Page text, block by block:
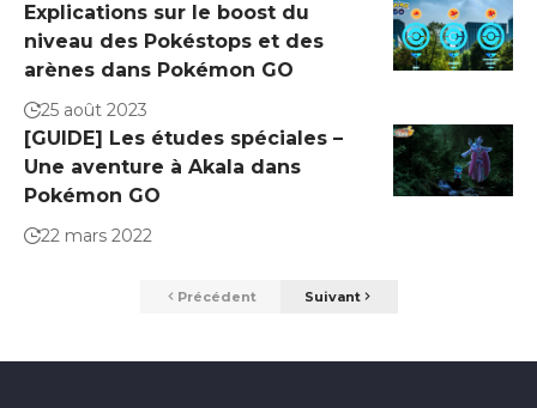
Explications sur le boost du
niveau des Pokéstops et des
arènes dans Pokémon GO
25 août 2023
[GUIDE] Les études spéciales –
Une aventure à Akala dans
Pokémon GO
22 mars 2022
Précédent Suivant